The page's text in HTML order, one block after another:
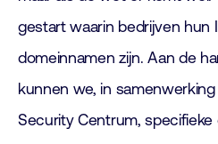
gestart waarin bedrijven hun
domeinnamen zijn. Aan de
kunnen we, in
Security Centrum, specifieke